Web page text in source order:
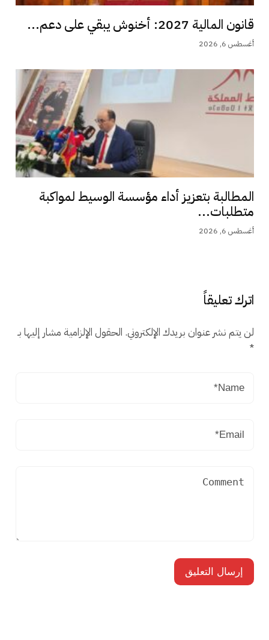
قانون المالية 2027: أخنوش يبقي على دعم...
أغسطس 6, 2026
المطالبة بتعزيز أداء مؤسسة الوسيط لمواكبة
متطلبات...
أغسطس 6, 2026
اترك تعليقاً
لن يتم نشر عنوان بريدك الإلكتروني. الحقول الإلزامية مشار إليها بـ
*